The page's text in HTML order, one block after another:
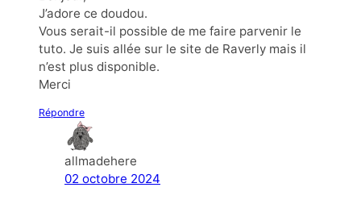
J’adore ce doudou.
Vous serait-il possible de me faire parvenir le
tuto. Je suis allée sur le site de Raverly mais il
n’est plus disponible.
Merci
Répondre
allmadehere
02 octobre 2024